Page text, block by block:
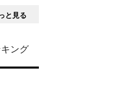
と見る
ング